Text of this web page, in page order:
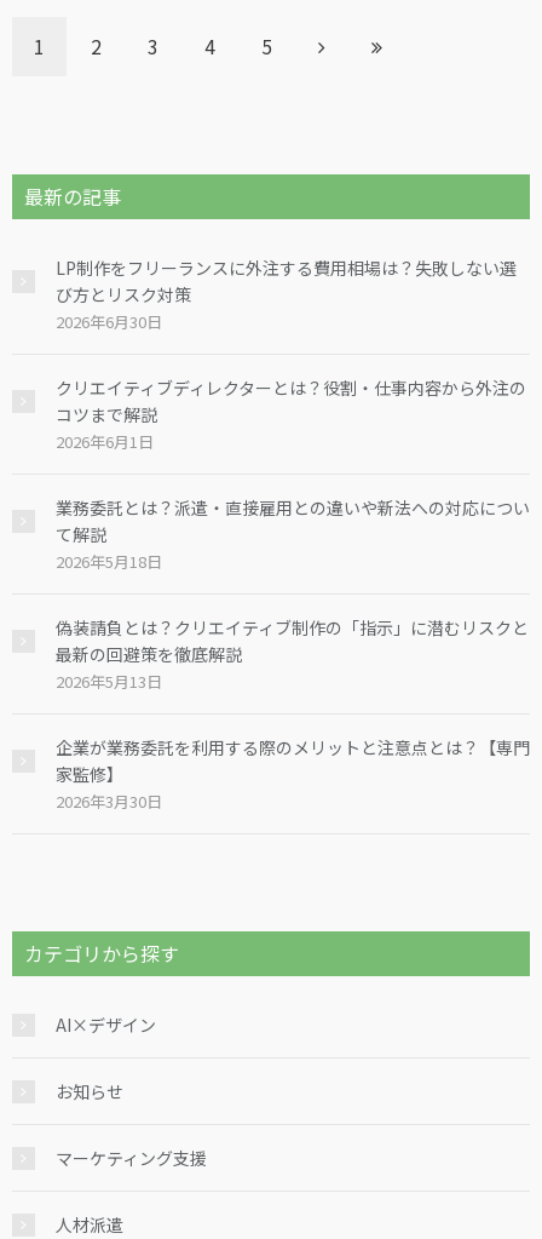
1 2 3 4 5
最新の記事
LP制作をフリーランスに外注する費用相場は？失敗しない選
び方とリスク対策
2026年6月30日
クリエイティブディレクターとは？役割・仕事内容から外注の
コツまで解説
2026年6月1日
業務委託とは？派遣・直接雇用との違いや新法への対応につい
て解説
2026年5月18日
偽装請負とは？クリエイティブ制作の「指示」に潜むリスクと
最新の回避策を徹底解説
2026年5月13日
企業が業務委託を利用する際のメリットと注意点とは？【専門
家監修】
2026年3月30日
カテゴリから探す
AI×デザイン
お知らせ
マーケティング支援
人材派遣